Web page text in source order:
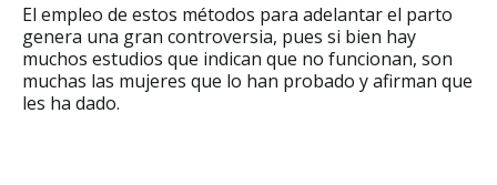
El empleo de estos métodos para adelantar el parto
genera una gran controversia, pues si bien hay
muchos estudios que indican que no funcionan, son
muchas las mujeres que lo han probado y afirman que
les ha dado.